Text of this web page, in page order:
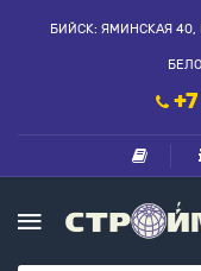
БИЙСК: ЯМИНСКАЯ 40,